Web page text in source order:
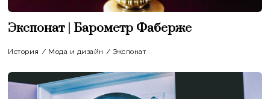
Экспонат | Барометр Фаберже
История / Мода и дизайн / Экспонат